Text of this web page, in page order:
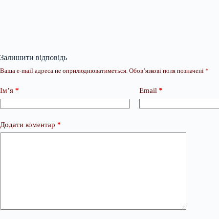
Залишити відповідь
Ваша e-mail адреса не оприлюднюватиметься. Обов’язкові поля позначені *
Ім’я * Email *
Додати коментар *